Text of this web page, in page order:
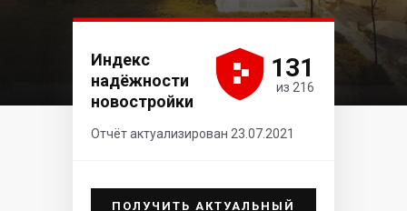
Индекс
надёжности
новостройки




 131
из 216
Отчёт актуализирован 23.07.2021
ПОЛУЧИТЬ АКТУАЛЬНЫЙ